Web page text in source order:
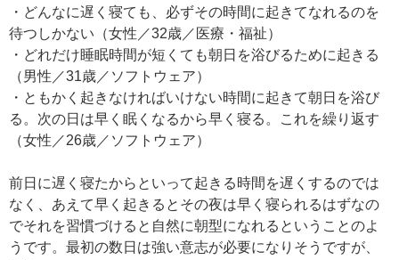
・どんなに遅く寝ても、必ずその時間に起きてなれるのを
待つしかない（女性／32歳／医療・福祉）
・どれだけ睡眠時間が短くても朝日を浴びるために起きる
（男性／31歳／ソフトウェア）
・ともかく起きなければいけない時間に起きて朝日を浴び
る。次の日は早く眠くなるから早く寝る。これを繰り返す
（女性／26歳／ソフトウェア）
前日に遅く寝たからといって起きる時間を遅くするのでは
なく、あえて早く起きるとその夜は早く寝られるはずなの
でそれを習慣づけると自然に朝型になれるということのよ
うです。最初の数日は強い意志が必要になりそうですが、